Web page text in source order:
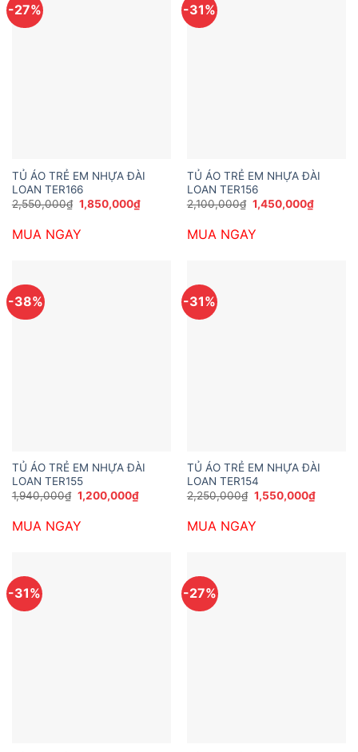
-27%
TỦ ÁO TRẺ EM NHỰA ĐÀI
LOAN TER166
2,550,000₫ Giá
gốc
2,550,000₫.
1,850,000₫Giá
hiện
MUA NGAY
-31%
TỦ ÁO TRẺ EM NHỰA ĐÀI
LOAN TER156
2,100,000₫ Giá
gốc
2,100,000₫.
1,450,000₫Giá
hiện
MUA NGAY
-38%
TỦ ÁO TRẺ EM NHỰA ĐÀI
LOAN TER155
1,940,000₫ Giá
gốc
1,940,000₫.
1,200,000₫Giá
hiện
MUA NGAY
-31%
TỦ ÁO TRẺ EM NHỰA ĐÀI
LOAN TER154
2,250,000₫ Giá
gốc
2,250,000₫.
1,550,000₫Giá
hiện
MUA NGAY
-31% -27%